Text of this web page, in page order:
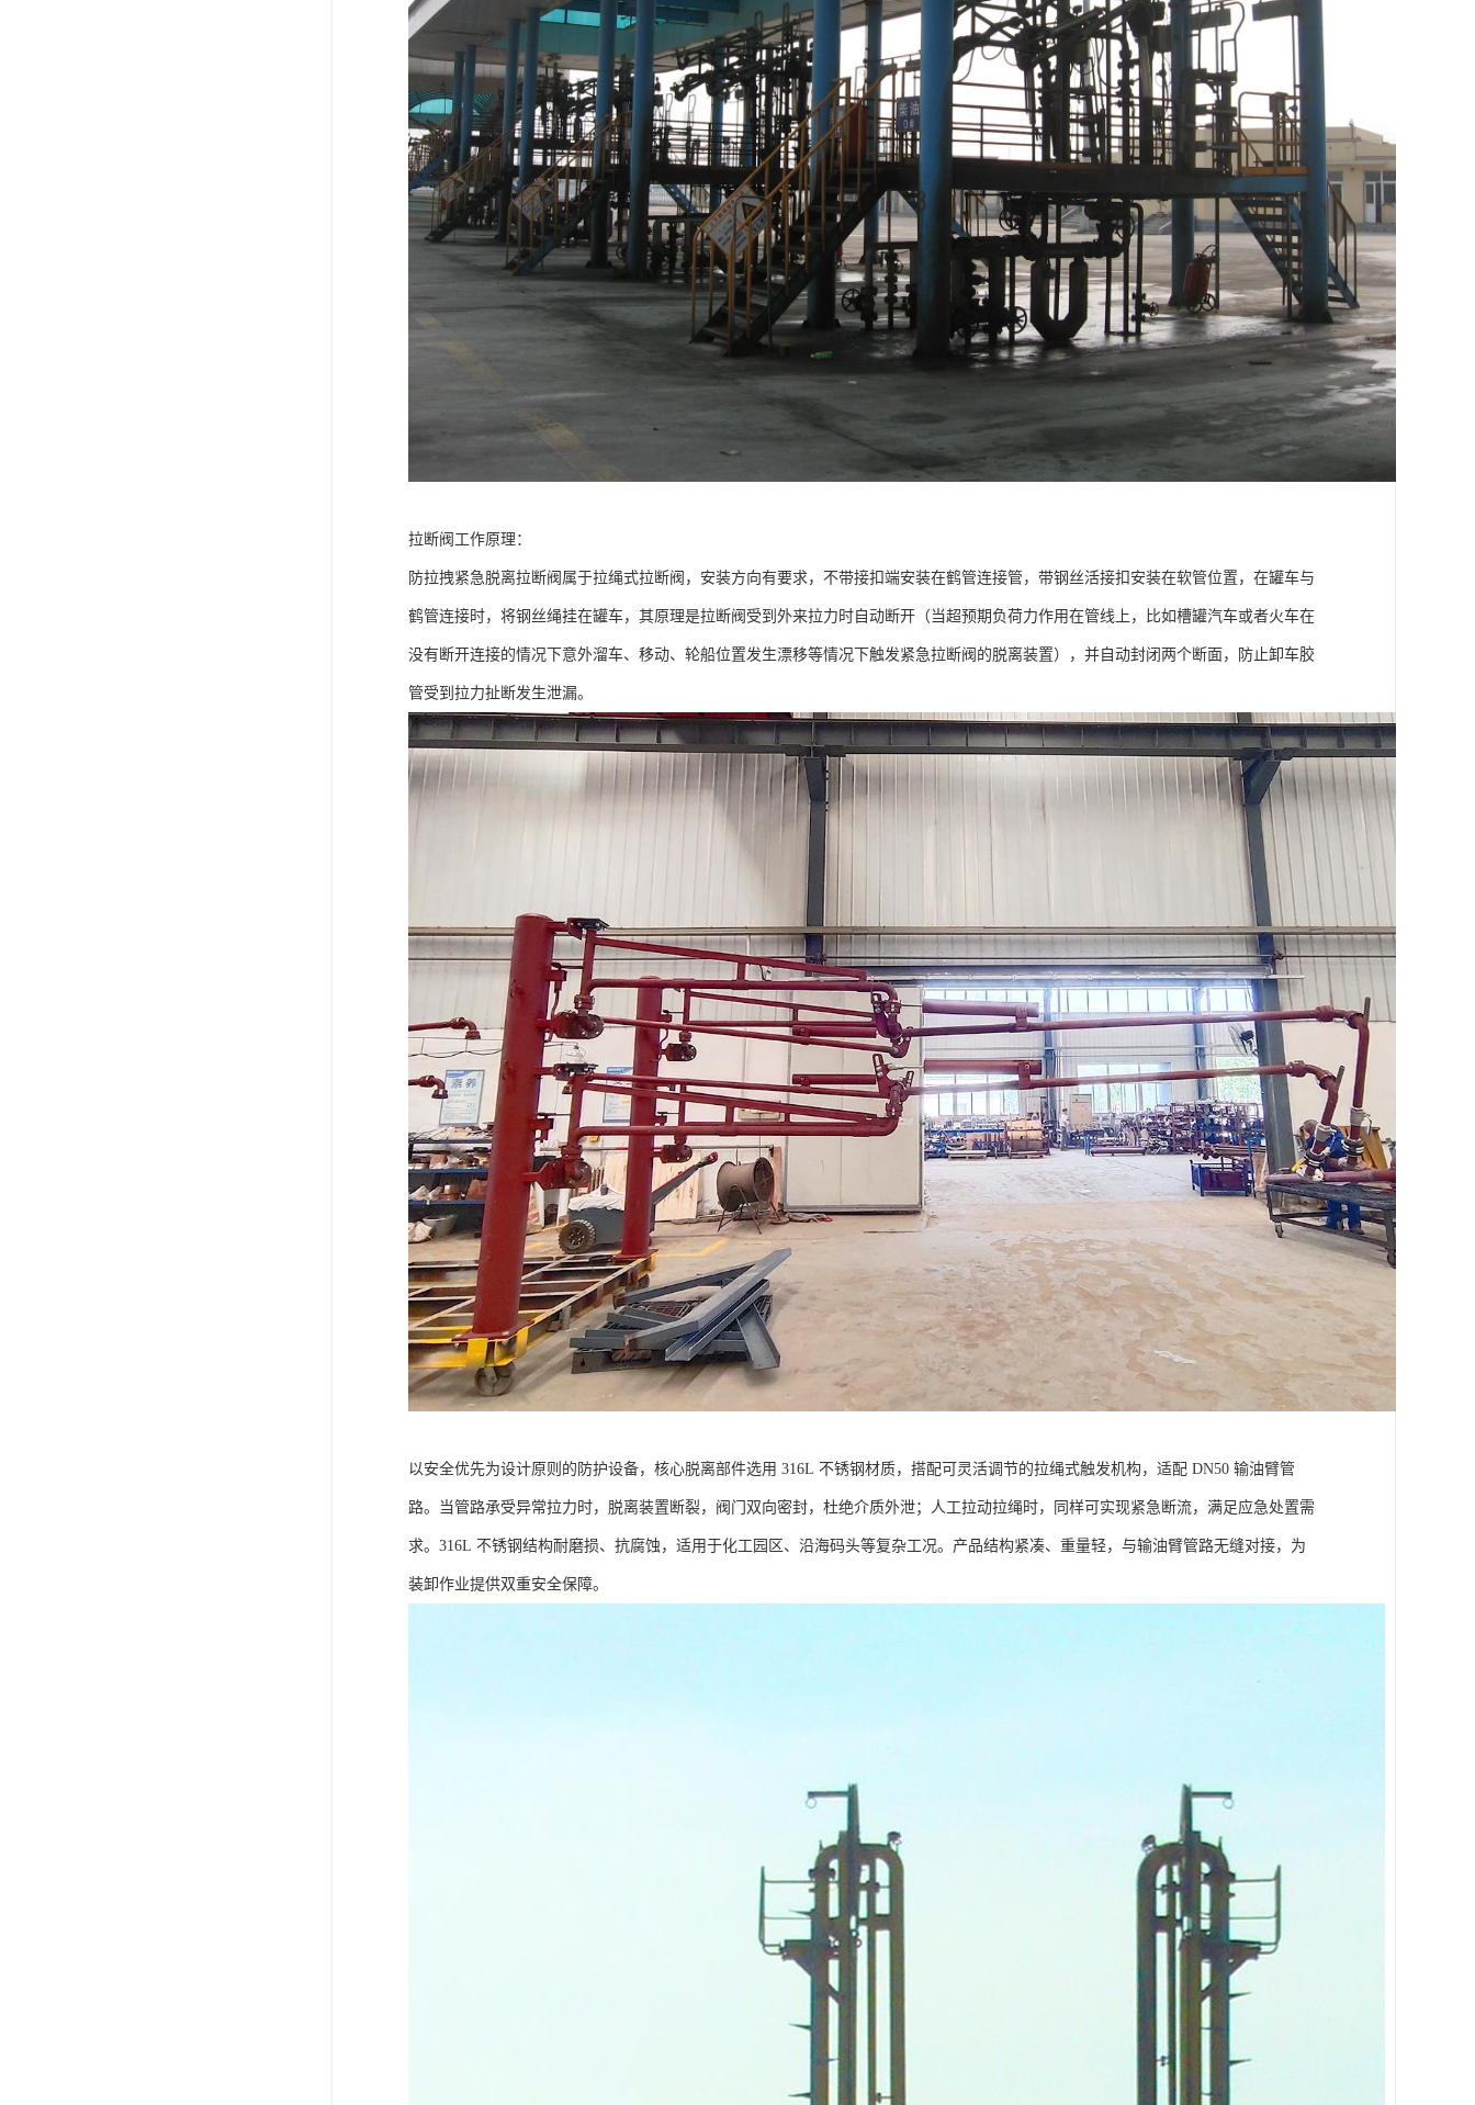
拉断阀工作原理：
防拉拽紧急脱离拉断阀属于拉绳式拉断阀，安装方向有要求，不带接扣端安装在鹤管连接管，带钢丝活接扣安装在软管位置，在罐车与
鹤管连接时，将钢丝绳挂在罐车，其原理是拉断阀受到外来拉力时自动断开（当超预期负荷力作用在管线上，比如槽罐汽车或者火车在
没有断开连接的情况下意外溜车、移动、轮船位置发生漂移等情况下触发紧急拉断阀的脱离装置），并自动封闭两个断面，防止卸车胶
管受到拉力扯断发生泄漏。
以安全优先为设计原则的防护设备，核心脱离部件选用 316L 不锈钢材质，搭配可灵活调节的拉绳式触发机构，适配 DN50 输油臂管
路。当管路承受异常拉力时，脱离装置断裂，阀门双向密封，杜绝介质外泄；人工拉动拉绳时，同样可实现紧急断流，满足应急处置需
求。316L 不锈钢结构耐磨损、抗腐蚀，适用于化工园区、沿海码头等复杂工况。产品结构紧凑、重量轻，与输油臂管路无缝对接，为
装卸作业提供双重安全保障。